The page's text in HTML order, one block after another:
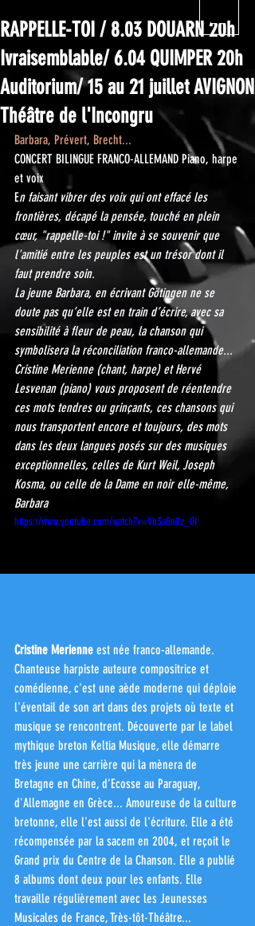
RAPPELLE-TOI / 8.03 DOUARN 20h
Ivraisemblable/ 6.04 QUIMPER 20h
Auditorium/ 15 au 21 juillet AVIGNON
Théâtre de l'Incongru
Barbara, Prévert, Brecht...
CONCERT BILINGUE FRANCO-ALLEMAND Piano, harpe
et voix
En faisant vibrer des voix qui ont effacé les
frontières, décapé la pensée, touché en plein
cœur, "rappelle-toi !" invite à se souvenir que
l'amitié entre les peuples est un trésor dont il
faut prendre soin.
La jeune Barbara, en écrivant Götingen ne se
doute pas qu’elle est en train d’écrire, avec sa
sensibilité à fleur de peau, la chanson qui
symbolisera la réconciliation franco-allemande...
Cristine Merienne (chant, harpe) et Hervé
Lesvenan (piano) vous proposent de réentendre
ces mots tendres ou grinçants, ces chansons qui
nous transportent encore et toujours, des mots
dans les deux langues posés sur des musiques
exceptionnelles, celles de Kurt Weil, Joseph
Kosma, ou celle de la Dame en noir elle-même,
Barbara
https://www.youtube.com/watch?v=Vb3aBn0z_OI
Cristine Merienne est née franco-allemande.
Chanteuse harpiste auteure compositrice et
comédienne, c'est une aède moderne qui déploie
l'éventail de son art dans des projets où texte et
musique se rencontrent. Découverte par le label
mythique breton Keltia Musique, elle démarre
très jeune une carrière qui la mènera de
Bretagne en Chine, d’Ecosse au Paraguay,
d'Allemagne en Grèce... Amoureuse de la culture
bretonne, elle l'est aussi de l'écriture. Elle a été
récompensée par la sacem en 2004, et reçoit le
Grand prix du Centre de la Chanson. Elle a publié
8 albums dont deux pour les enfants. Elle
travaille régulièrement avec les Jeunesses
Musicales de France, Très-tôt-Théâtre...